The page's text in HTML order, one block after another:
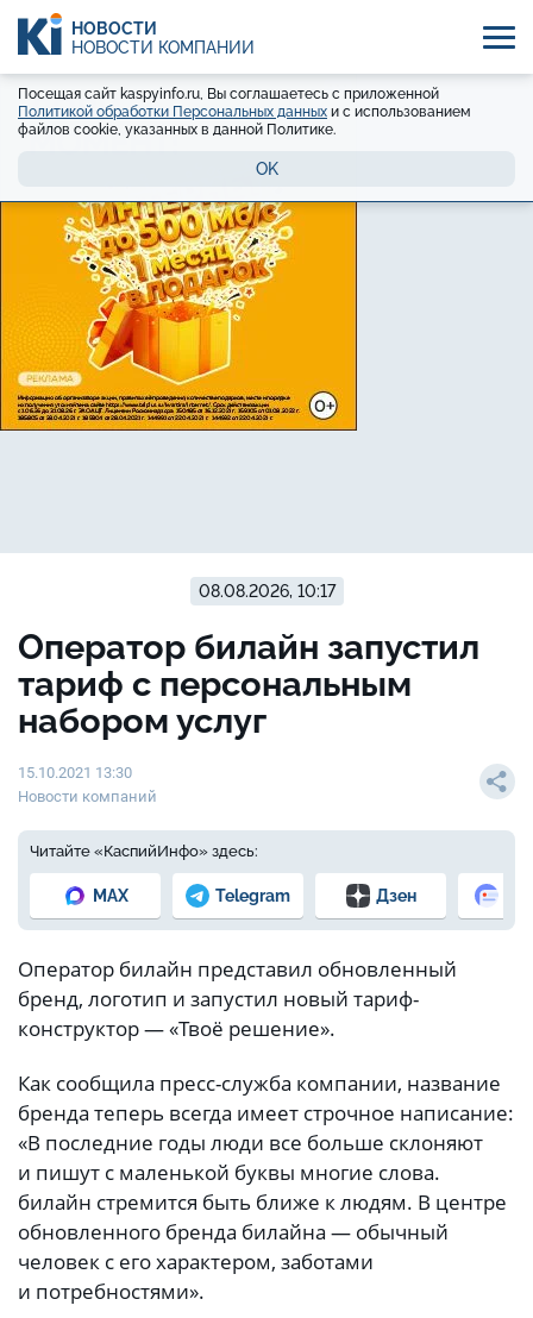
НОВОСТИ
НОВОСТИ КОМПАНИЙ
Посещая сайт kaspyinfo.ru, Вы соглашаетесь с приложенной
Политикой обработки Персональных данных и с использованием
файлов cookie, указанных в данной Политике.
OK
08.08.2026, 10:17
Оператор билайн запустил
тариф с персональным
набором услуг
15.10.2021 13:30
Новости компаний
Читайте «КаспийИнфо» здесь:
MAX Telegram Дзен
Оператор билайн представил обновленный
бренд, логотип и запустил новый тариф-
конструктор — «Твоё решение».
Как сообщила пресс-служба компании, название
бренда теперь всегда имеет строчное написание:
«В последние годы люди все больше склоняют
и пишут с маленькой буквы многие слова.
билайн стремится быть ближе к людям. В центре
обновленного бренда билайна — обычный
человек с его характером, заботами
и потребностями».